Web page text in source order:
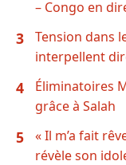
– Congo en
3
Tension dans
interpellent
4
Éliminatoires
grâce à Salah
5
« Il m’a fait
révèle son